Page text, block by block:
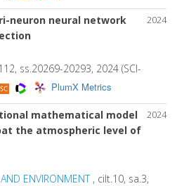
2024
neuron neural network
ss.20269-20293, 2024 (SCI-
PlumX Metrics
2024
mathematical model
the atmospheric level of
ENVIRONMENT, cilt.10, sa.3,